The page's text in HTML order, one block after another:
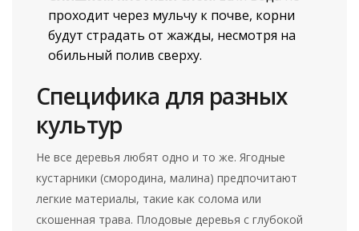
проходит через мульчу к почве, корни
будут страдать от жажды, несмотря на
обильный полив сверху.
Специфика для разных
культур
Не все деревья любят одно и то же. Ягодные
кустарники (смородина, малина) предпочитают
легкие материалы, такие как солома или
скошенная трава. Плодовые деревья с глубокой